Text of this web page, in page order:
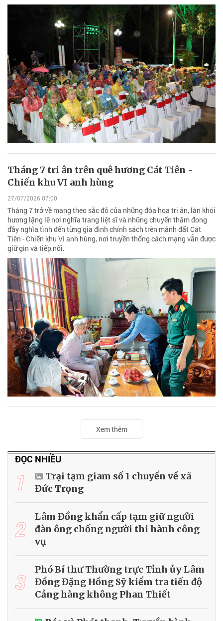
Tháng 7 tri ân trên quê hương Cát Tiên -
Chiến khu VI anh hùng
27/07/2026 07:00
Tháng 7 trở về mang theo sắc đỏ của những đóa hoa tri ân, làn khói
hương lặng lẽ nơi nghĩa trang liệt sĩ và những chuyến thăm đong
đầy nghĩa tình đến từng gia đình chính sách trên mảnh đất Cát
Tiên - Chiến khu VI anh hùng, nơi truyền thống cách mạng vẫn được
giữ gìn và tiếp nối.
Xem thêm
ĐỌC NHIỀU
1
Trại tạm giam số 1 chuyển về xã
Đức Trọng
2
Lâm Đồng khẩn cấp tạm giữ người
đàn ông chống người thi hành công
vụ
3
Phó Bí thư Thường trực Tỉnh ủy Lâm
Đồng Đặng Hồng Sỹ kiểm tra tiến độ
Cảng hàng không Phan Thiết